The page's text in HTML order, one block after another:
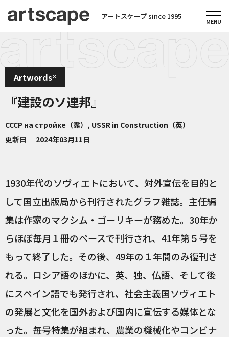
アートスケープ since 1995
Artwords®
『建設のソ連邦』
СССР на стройке（露）, USSR in Construction（英）
更新日
2024年03月11日
1930年代のソヴィエトにおいて、対外宣伝を目的と
して国立出版局から刊行されたグラフ雑誌。主任編
集は作家のマクシム・ゴーリキーが務めた。30年か
らほぼ毎月１冊のペースで刊行され、41年第５号を
もって終了した。その後、49年の１年間のみ復刊さ
れる。ロシア語のほかに、英、独、仏語、そして後
にスペイン語でも発行され、社会主義国ソヴィエト
の発展と文化を国外および国内に宣伝する媒体とな
った。毎号特集が組まれ、農業の機械化やコンビナ